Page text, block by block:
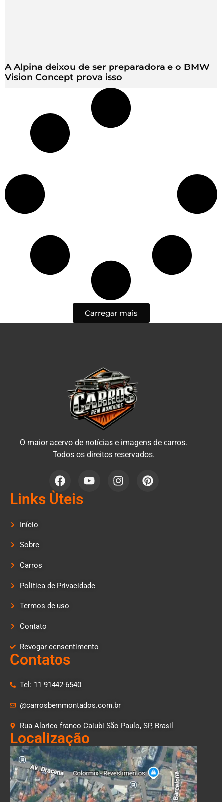
A Alpina deixou de ser preparadora e o BMW
Vision Concept prova isso
Carregar mais
O maior acervo de notícias e imagens de carros.
Todos os direitos reservados.
Links Ùteis
Início
Sobre
Carros
Politica de Privacidade
Termos de uso
Contato
Revogar consentimento
Contatos
Tel: 11 91442-6540
@carrosbemmontados.com.br
Rua Alarico franco Caiubi São Paulo, SP, Brasil
Localização